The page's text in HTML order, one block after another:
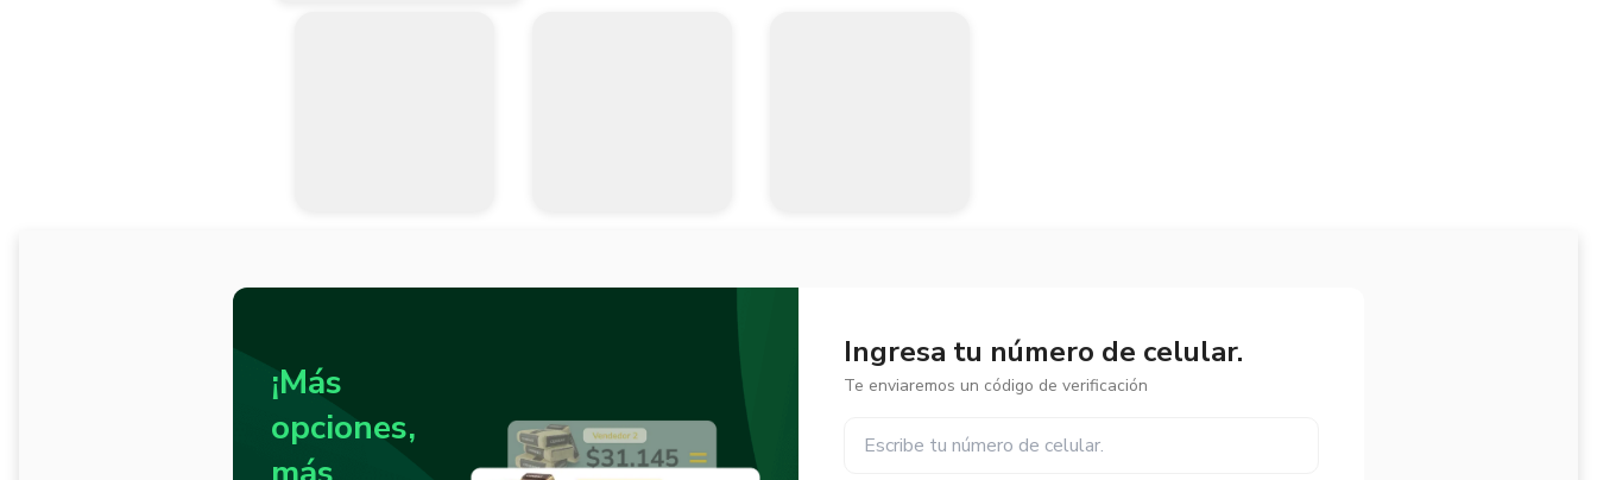
¡Más
opciones,
Ingresa tu número de celular.
Te enviaremos un código de verificación